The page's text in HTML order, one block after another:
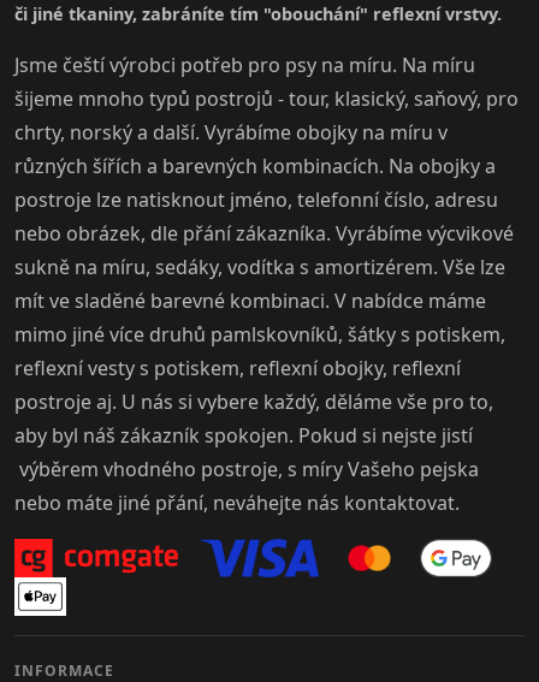
či jiné tkaniny, zabráníte tím "obouchání" reflexní vrstvy.
Jsme čeští výrobci potřeb pro psy na míru. Na míru
šijeme mnoho typů postrojů - tour, klasický, saňový, pro
chrty, norský a další. Vyrábíme obojky na míru v
různých šířích a barevných kombinacích. Na obojky a
postroje lze natisknout jméno, telefonní číslo, adresu
nebo obrázek, dle přání zákazníka. Vyrábíme výcvikové
sukně na míru, sedáky, vodítka s amortizérem. Vše lze
mít ve sladěné barevné kombinaci. V nabídce máme
mimo jiné více druhů pamlskovníků, šátky s potiskem,
reflexní vesty s potiskem, reflexní obojky, reflexní
postroje aj. U nás si vybere každý, děláme vše pro to,
aby byl náš zákazník spokojen. Pokud si nejste jistí
výběrem vhodného postroje, s míry Vašeho pejska
nebo máte jiné přání, neváhejte nás kontaktovat.
INFORMACE